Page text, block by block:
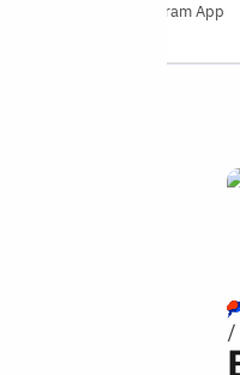
Telegram App
/